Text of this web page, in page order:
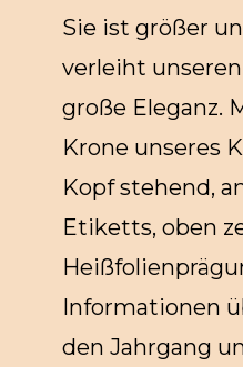
Sie ist größer
verleiht
große Eleganz.
Krone unseres
Kopf stehend,
Etiketts, oben
Informationen
den Jahrgang